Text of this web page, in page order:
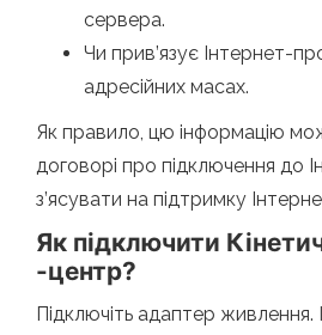
сервера.
Чи прив’язує Інтернет-
адресійних масах.
Як правило, цю інформацію
договорі про підключення до
з’ясувати на підтримку
Як підключити
-центр?
Підключіть адаптер живлення.